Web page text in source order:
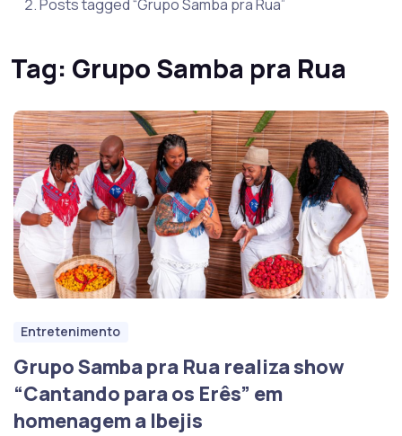
Posts tagged “Grupo Samba pra Rua”
Tag: Grupo Samba pra Rua
Entretenimento
Grupo Samba pra Rua realiza show
“Cantando para os Erês” em
homenagem a Ibejis